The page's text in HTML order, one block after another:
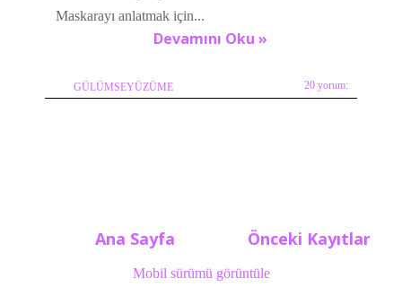
Maskarayı anlatmak için...
Devamını Oku »
GÜLÜMSEYÜZÜME 20 yorum:
Önceki Kayıtlar
Ana Sayfa
Mobil sürümü görüntüle